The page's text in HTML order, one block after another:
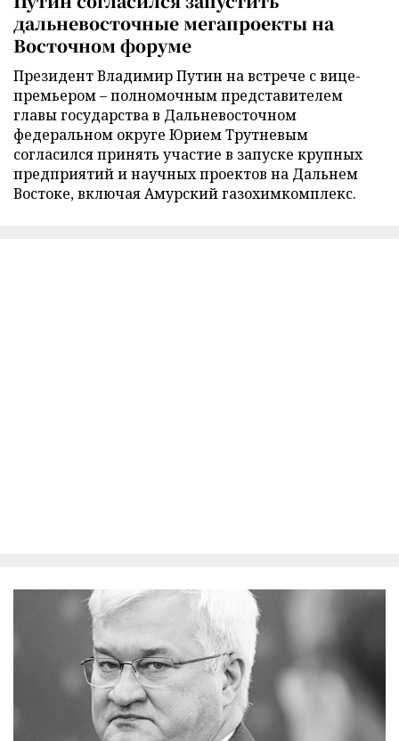
дальневосточные мегапроекты на
Восточном форуме
Президент Владимир Путин на встрече с вице-
премьером – полномочным представителем
главы государства в Дальневосточном
федеральном округе Юрием Трутневым
согласился принять участие в запуске крупных
предприятий и научных проектов на Дальнем
Востоке, включая Амурский газохимкомплекс.